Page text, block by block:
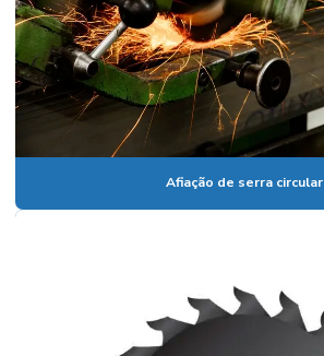
Rebolo chanfrado para afiar serra fita
Rebolo copo
Rebolo copo para afiação
Rebolo copo branco
Rebolo diamantado para afiar videa
Afiação de serra circular